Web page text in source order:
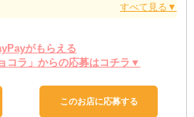
（アールエイチ）》
しか働けないかも…」
がもらえる
コラ」からの応募はコチラ▼
このお店に応募する